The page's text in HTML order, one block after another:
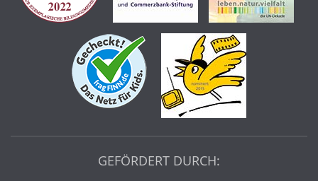
GEFÖRDERT DURCH: